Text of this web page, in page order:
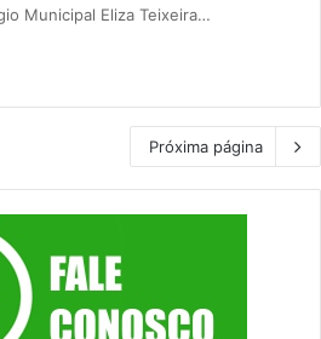
Municipal Eliza Teixeira…
Próxima página